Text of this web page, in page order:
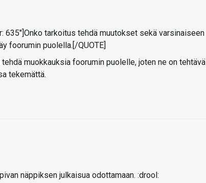
635"]Onko tarkoitus tehdä muutokset sekä varsinaiseen
foorumin puolella.[/QUOTE]
muokkauksia foorumin puolelle, joten ne on tehtävä
tekemättä.
näppiksen julkaisua odottamaan. :drool: